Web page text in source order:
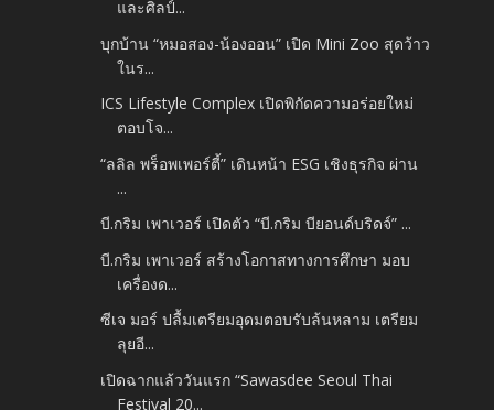
และศิลป์...
บุกบ้าน “หมอสอง-น้องออน” เปิด Mini Zoo สุดว้าว
ในร...
ICS Lifestyle Complex เปิดพิกัดความอร่อยใหม่
ตอบโจ...
“ลลิล พร็อพเพอร์ตี้” เดินหน้า ESG เชิงธุรกิจ ผ่าน
...
บี.กริม เพาเวอร์ เปิดตัว “บี.กริม บียอนด์บริดจ์” ...
บี.กริม เพาเวอร์ สร้างโอกาสทางการศึกษา มอบ
เครื่องด...
ซีเจ มอร์ ปลื้มเตรียมอุดมตอบรับล้นหลาม เตรียม
ลุยอี...
เปิดฉากแล้ววันแรก “Sawasdee Seoul Thai
Festival 20...